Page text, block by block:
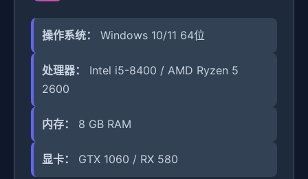
操作系统： Windows 10/11 64位
处理器：
Intel i5-8400 / AMD Ryzen 5
2600
内存： 8 GB RAM
显卡： GTX 1060 / RX 580